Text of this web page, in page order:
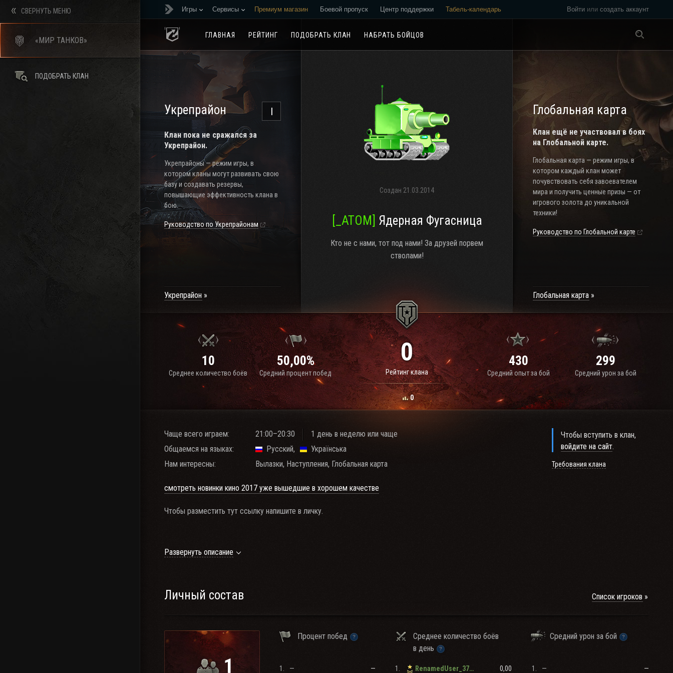
Войти или создать аккаунт
Игры Сервисы Премиум магазин Боевой пропуск Центр поддержки Табель-календарь
ГЛАВНАЯ РЕЙТИНГ ПОДОБРАТЬ КЛАН НАБРАТЬ БОЙЦОВ
I
Укрепрайон
Клан пока не сражался за
Укрепрайон.
Укрепрайоны — режим игры, в
котором кланы могут развивать свою
базу и создавать резервы,
повышающие эффективность клана в
бою.
Руководство по Укрепрайонам
Укрепрайон
Создан 21.03.2014
[_ATOM] Ядерная Фугасница
Кто не с нами, тот под нами! За друзей порвем
стволами!
Глобальная карта
Клан ещё не участвовал в боях
на Глобальной карте.
Глобальная карта — режим игры, в
котором каждый клан может
почувствовать себя завоевателем
мира и получить ценные призы — от
игрового золота до уникальной
техники!
Руководство по Глобальной карте
Глобальная карта
10
Среднее количество боёв
50,00%
Средний процент побед
0
Рейтинг клана
0
430
Средний опыт за бой
299
Средний урон за бой
Чаще всего играем: 21:00–20:30
1 день в неделю или чаще
Общаемся на языках:
Русский
Українська
Нам интересны:
Вылазки, Наступления, Глобальная карта
смотреть новинки кино 2017 уже вышедшие в хорошем качестве
Чтобы разместить тут ссылку напишите в личку.
Клан "ATOM"- основная часть игроков это люди с России. Все игроки взрослые и адекватные.
- Возраст от 18+
- Наличие в ангаре топовой техники, минимум 7 единиц, наличие следующей техники обязательно (Bat.-
Châtillon 25 t, Т-62А, E 100, Объект 268, T110E3, T110E4, T57 Heavy)
Развернуть описание
Чтобы вступить в клан,
войдите на сайт.
Требования клана
Личный состав Список игроков
1
Процент побед
Среднее количество боёв
в день
Средний урон за бой
1. — — 1. RenamedUser_37859592 0,00 1. — —
СВЕРНУТЬ МЕНЮ
«МИР ТАНКОВ»
ПОДОБРАТЬ КЛАН